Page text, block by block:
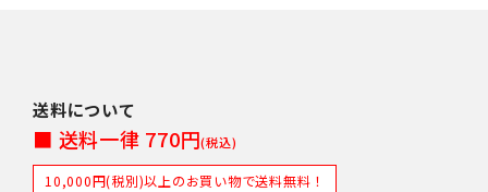
送料について
■ 送料一律 770円(税込)
10,000円(税別)以上のお買い物で送料無料！